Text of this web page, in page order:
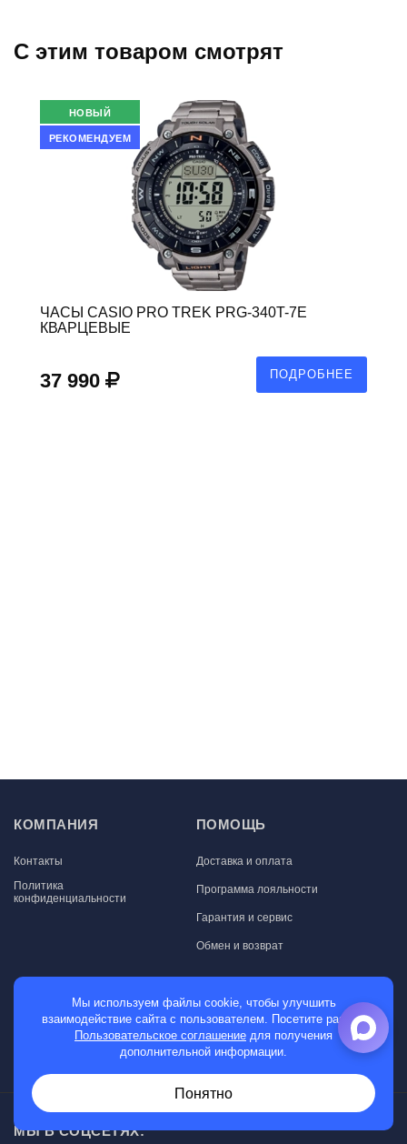
C этим товаром смотрят
НОВЫЙ
РЕКОМЕНДУЕМ
ЧАСЫ CASIO PRO TREK PRG-340T-7E
КВАРЦЕВЫЕ
37 990 ПОДРОБНЕЕ
КОМПАНИЯ
Контакты
Политика
конфиденциальности
ПОМОЩЬ
Доставка и оплата
Программа лояльности
Гарантия и сервис
Обмен и возврат
МАГАЗИН
Мужские часы
МЫ В СОЦСЕТЯХ:
Мы используем файлы cookie, чтобы улучшить
взаимодействие сайта с пользователем. Посетите раздел
Пользовательское соглашение для получения
дополнительной информации.
Понятно